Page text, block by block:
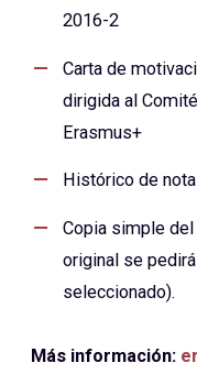
2016-2
Carta de
dirigida al
Erasmus+
Histórico de
Copia simple
original se
seleccionado).
Más información: